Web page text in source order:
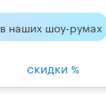
в наших шоу-румах
скидки %